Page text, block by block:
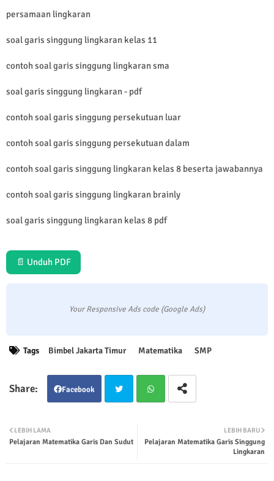
persamaan lingkaran
soal garis singgung lingkaran kelas 11
contoh soal garis singgung lingkaran sma
soal garis singgung lingkaran - pdf
contoh soal garis singgung persekutuan luar
contoh soal garis singgung persekutuan dalam
contoh soal garis singgung lingkaran kelas 8 beserta jawabannya
contoh soal garis singgung lingkaran brainly
soal garis singgung lingkaran kelas 8 pdf
📄 Unduh PDF
Your Responsive Ads code (Google Ads)
Tags Bimbel Jakarta Timur Matematika SMP
Facebook
ter tsap
LEBIH BARU
Pelajaran Matematika Garis Singgung
Lingkaran
LEBIH LAMA
Pelajaran Matematika Garis Dan Sudut